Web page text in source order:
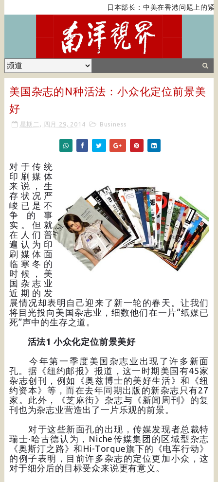
日本部长：中美在香港问题上的紧张
美国杂志的N种活法：小众化定位前景美
好
星期二, 四月 29, 2014 Business
对于传统
印刷媒体
来说，生
存状况严
峻已是不
争的事
实。但就
在人们普
遍认为印
刷媒体面
临寒冬的
时候，美
国杂志业
近期的发
展情况却表明自己迎来了新一轮的春天。让我们
将目光投向美国杂志业，细数他们在一片“纸媒已
死”声中的生存之道。
活法1 小众化定位前景美好
今年第一季度美国杂志业出现了许多新面
孔。据《纽约邮报》报道，这一时期美国有45家
杂志创刊，例如《奥兹博士的美好生活》和《纽
约资本》等，而在去年同期出版的新杂志只有27
家。此外，《芝麻街》杂志与《新闻周刊》的复
刊也为杂志业营造出了一片乐观的前景。
对于这些新面孔的出现，传媒发现者总裁特
瑞士·哈古德认为，Niche传媒集团的区域型杂志
《奥斯汀之路》和Hi-Torque旗下的《电车行动》
的例子表明，目前许多杂志的定位更加小众，这
对于细分后的目标受众来说更有意义。